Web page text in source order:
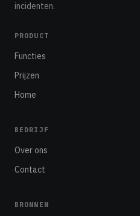
incidenten.
PRODUCT
Functies
Prijzen
Home
BEDRIJF
Over ons
Contact
BRONNEN